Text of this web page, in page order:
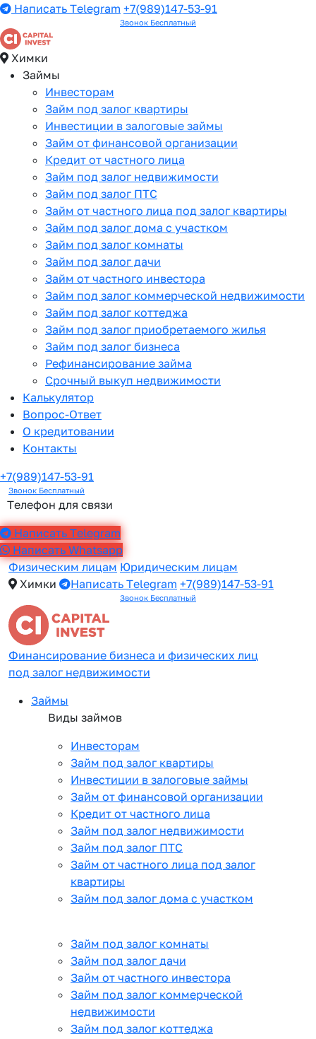
Написать Telegram +7(989)147-53-91
Звонок Бесплатный
Химки
Займы
Инвесторам
Займ под залог квартиры
Инвестиции в залоговые займы
Займ от финансовой организации
Кредит от частного лица
Займ под залог недвижимости
Займ под залог ПТС
Займ от частного лица под залог квартиры
Займ под залог дома с участком
Займ под залог комнаты
Займ под залог дачи
Займ от частного инвестора
Займ под залог коммерческой недвижимости
Займ под залог коттеджа
Займ под залог приобретаемого жилья
Займ под залог бизнеса
Рефинансирование займа
Срочный выкуп недвижимости
Калькулятор
Вопрос-Ответ
О кредитовании
Контакты
+7(989)147-53-91
Звонок Бесплатный
Телефон для связи
Написать Telegram
Написать Whatsapp
Физическим лицам Юридическим лицам
Химки
Написать Telegram +7(989)147-53-91
Звонок Бесплатный
Финансирование бизнеса и физических лиц
под залог недвижимости
Займы
Виды займов
Инвесторам
Займ под залог квартиры
Инвестиции в залоговые займы
Займ от финансовой организации
Кредит от частного лица
Займ под залог недвижимости
Займ под залог ПТС
Займ от частного лица под залог
квартиры
Займ под залог дома с участком
Займ под залог комнаты
Займ под залог дачи
Займ от частного инвестора
Займ под залог коммерческой
недвижимости
Займ под залог коттеджа